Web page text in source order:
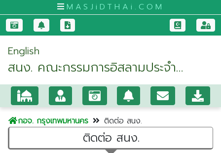
MASJiDTHAi.COM
หน้า
หลัก
มัสยิด
และ
สัป
ปุ
รุษ
กระบี่
English
สนง. คณะกรรมการอิสลามประจำ
จังหวัดกรุงเทพมหานคร
กอจ. กรุงเทพมหานคร ติดต่อ สนง.
ติดต่อ สนง.